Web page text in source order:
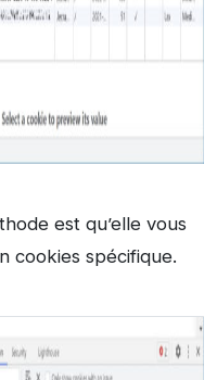
est qu’elle vous
cookies spécifique.